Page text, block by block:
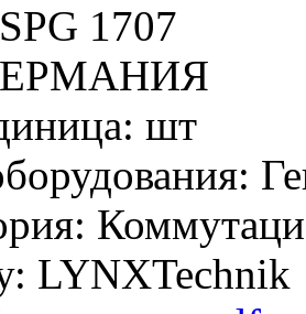
SPG 1707
шт
LYNXTechnik